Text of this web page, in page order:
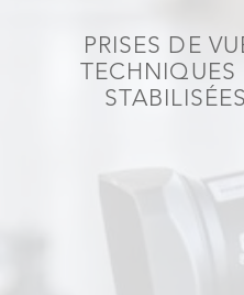
PRISES DE
TECHNIQUES
STABILISÉES